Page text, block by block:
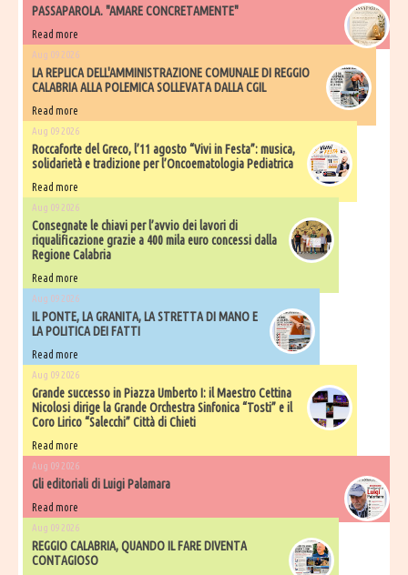
PASSAPAROLA. "AMARE CONCRETAMENTE"
Read more
Aug 09 2026
LA REPLICA DELL'AMMINISTRAZIONE COMUNALE DI REGGIO
CALABRIA ALLA POLEMICA SOLLEVATA DALLA CGIL
Read more
Aug 09 2026
Roccaforte del Greco, l’11 agosto “Vivi in Festa”: musica,
solidarietà e tradizione per l’Oncoematologia Pediatrica
Read more
Aug 09 2026
Consegnate le chiavi per l’avvio dei lavori di
riqualificazione grazie a 400 mila euro concessi dalla
Regione Calabria
Read more
Aug 09 2026
IL PONTE, LA GRANITA, LA STRETTA DI MANO E
LA POLITICA DEI FATTI
Read more
Aug 09 2026
Grande successo in Piazza Umberto I: il Maestro Cettina
Nicolosi dirige la Grande Orchestra Sinfonica “Tosti” e il
Coro Lirico “Salecchi” Città di Chieti
Read more
Aug 09 2026
Gli editoriali di Luigi Palamara
Read more
Aug 09 2026
REGGIO CALABRIA, QUANDO IL FARE DIVENTA
CONTAGIOSO